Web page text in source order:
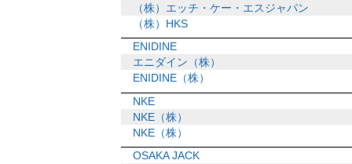
（株）エッチ・ケー・エスジャパン
（株）HKS
ENIDINE
エニダイン（株）
ENIDINE（株）
NKE
NKE（株）
NKE（株）
OSAKA JACK